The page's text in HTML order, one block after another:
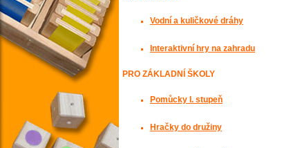
Vodní a kuličkové dráhy
Interaktivní hry na zahradu
PRO ZÁKLADNÍ ŠKOLY
Pomůcky I. stupeň
Hračky do družiny